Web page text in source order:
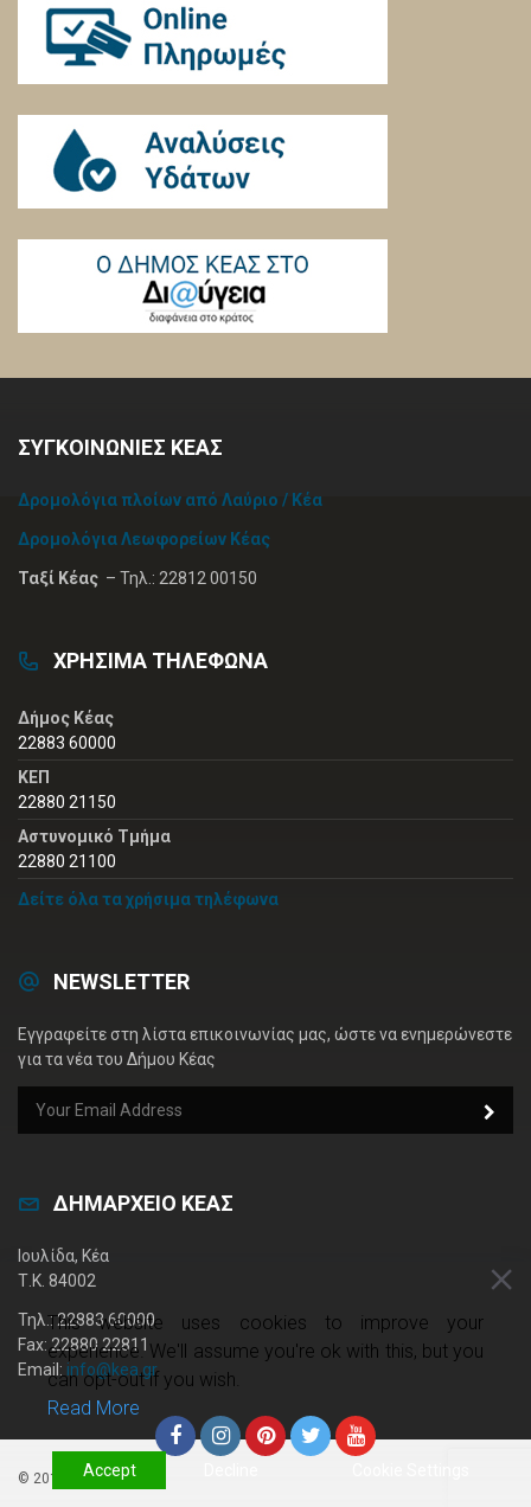
ΣΥΓΚΟΙΝΩΝΙΕΣ ΚΕΑΣ
Δρομολόγια πλοίων από Λαύριο / Κέα
Δρομολόγια Λεωφορείων Κέας
Ταξί Κέας – Τηλ.: 22812 00150
ΧΡΗΣΙΜΑ ΤΗΛΕΦΩΝΑ
Δήμος Κέας
22883 60000
ΚΕΠ
22880 21150
Αστυνομικό Τμήμα
22880 21100
Δείτε όλα τα χρήσιμα τηλέφωνα
NEWSLETTER
Εγγραφείτε στη λίστα επικοινωνίας μας, ώστε να ενημερώνεστε
για τα νέα του Δήμου Κέας
ΔΗΜΑΡΧΕΙΟ ΚΕΑΣ
Ιουλίδα, Κέα
Τ.Κ. 84002
Τηλ.: 22883 60000
Fax: 22880 22811
Email: info@kea.gr
© 2019 kea.gr
This website uses cookies to improve your
experience. We'll assume you're ok with this, but you
can opt-out if you wish.
Read More
Accept